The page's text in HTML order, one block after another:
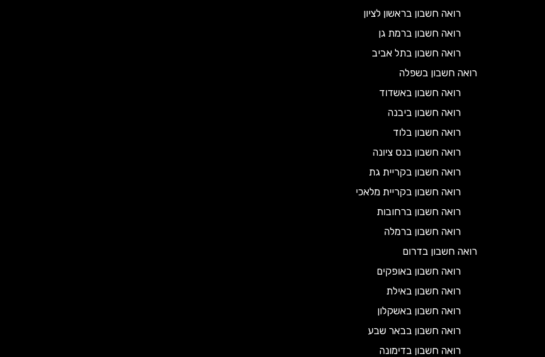
רואה חשבון בראשון לציון
רואה חשבון ברמת גן
רואה חשבון בתל אביב
רואה חשבון בשפלה
רואה חשבון באשדוד
רואה חשבון ביבנה
רואה חשבון בלוד
רואה חשבון בנס ציונה
רואה חשבון בקריית גת
רואה חשבון בקריית מלאכי
רואה חשבון ברחובות
רואה חשבון ברמלה
רואה חשבון בדרום
רואה חשבון באופקים
רואה חשבון באילת
רואה חשבון באשקלון
רואה חשבון בבאר שבע
רואה חשבון בדימונה